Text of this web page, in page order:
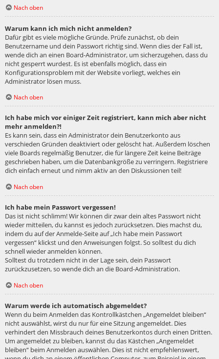
Nach oben
Warum kann ich mich nicht anmelden?
Dafür gibt es viele mögliche Gründe. Prüfe zunächst, ob dein
Benutzername und dein Passwort richtig sind. Wenn dies der Fall ist,
wende dich an einen Board-Administrator, um sicherzugehen, dass du
nicht gesperrt wurdest. Es ist ebenfalls möglich, dass ein
Konfigurationsproblem mit der Website vorliegt, welches ein
Administrator lösen muss.
Nach oben
Ich habe mich vor einiger Zeit registriert, kann mich aber nicht
mehr anmelden?!
Es kann sein, dass ein Administrator dein Benutzerkonto aus
verschieden Gründen deaktiviert oder gelöscht hat. Außerdem löschen
viele Boards regelmäßig Benutzer, die für längere Zeit keine Beiträge
geschrieben haben, um die Datenbankgröße zu verringern. Registriere
dich einfach erneut und nimm aktiv an den Diskussionen teil!
Nach oben
Ich habe mein Passwort vergessen!
Das ist nicht schlimm! Wir können dir zwar dein altes Passwort nicht
wieder mitteilen, du kannst es jedoch zurücksetzen. Dies machst du,
indem du auf der Anmelde-Seite auf „Ich habe mein Passwort
vergessen“ klickst und den Anweisungen folgst. So solltest du dich
schnell wieder anmelden können.
Solltest du trotzdem nicht in der Lage sein, dein Passwort
zurückzusetzen, so wende dich an die Board-Administration.
Nach oben
Warum werde ich automatisch abgemeldet?
Wenn du beim Anmelden das Kontrollkästchen „Angemeldet bleiben“
nicht auswählst, wirst du nur für eine Sitzung angemeldet. Dies
verhindert den Missbrauch deines Benutzerkontos durch einen Dritten.
Um angemeldet zu bleiben, kannst du das Kästchen „Angemeldet
bleiben“ beim Anmelden auswählen. Dies ist nicht empfehlenswert,